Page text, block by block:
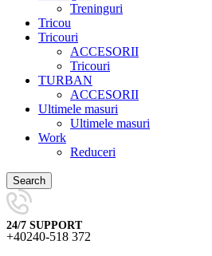
Treninguri
Tricou
Tricouri
ACCESORII
Tricouri
TURBAN
ACCESORII
Ultimele masuri
Ultimele masuri
Work
Reduceri
Search
24/7 SUPPORT
+40240-518 372